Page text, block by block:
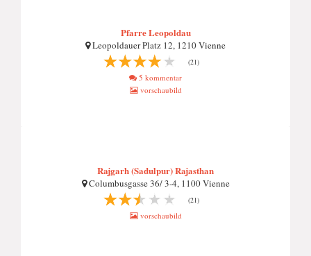
Pfarre Leopoldau
Leopoldauer Platz 12, 1210 Vienne
(21)
5 kommentar
vorschaubild
Rajgarh (Sadulpur) Rajasthan
Columbusgasse 36/ 3-4, 1100 Vienne
(21)
vorschaubild